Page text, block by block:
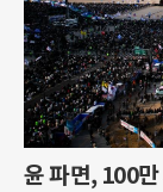
윤 파면, 100